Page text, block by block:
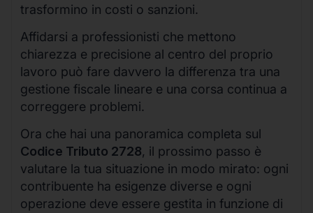
trasformino in costi o sanzioni.
Affidarsi a professionisti che mettono
chiarezza e precisione al centro del proprio
lavoro può fare davvero la differenza tra una
gestione fiscale lineare e una corsa continua a
correggere problemi.
Ora che hai una panoramica completa sul
Codice Tributo 2728, il prossimo passo è
valutare la tua situazione in modo mirato: ogni
contribuente ha esigenze diverse e ogni
operazione deve essere gestita in funzione di